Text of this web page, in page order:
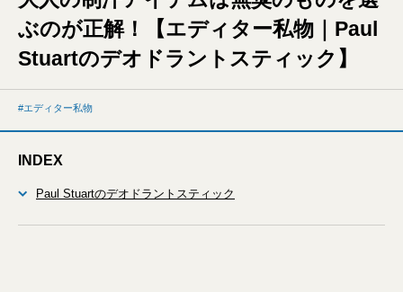
ぶのが正解！【エディター私物｜Paul
Stuartのデオドラントスティック】
エディター私物
INDEX
Paul Stuartのデオドラントスティック